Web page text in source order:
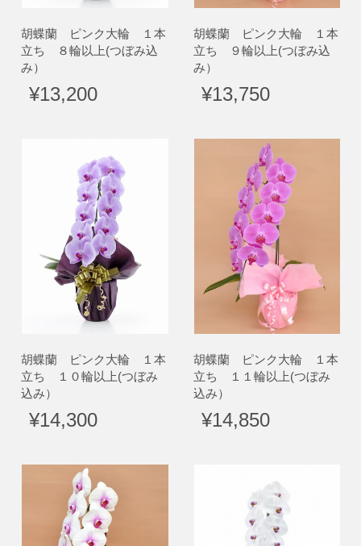
胡蝶蘭 ピンク大輪 １本
立ち ８輪以上(つぼみ込
み）
¥13,200
胡蝶蘭 ピンク大輪 １本
立ち ９輪以上(つぼみ込
み）
¥13,750
胡蝶蘭 ピンク大輪 １本
立ち １０輪以上(つぼみ
込み）
¥14,300
胡蝶蘭 ピンク大輪 １本
立ち １１輪以上(つぼみ
込み）
¥14,850